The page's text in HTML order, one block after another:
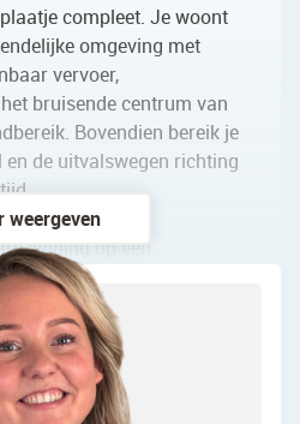
compleet. Je woont
omgeving met
vervoer,
bruisende centrum van
Bovendien bereik je
de uitvalswegen richting
woning op een
comfort, ruimte en
samenkomen. Kom kijken
dit jouw nieuwe thuis kan
weergeven